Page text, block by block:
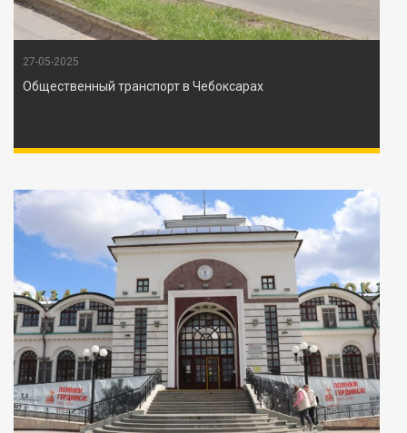
27-05-2025
Общественный транспорт в Чебоксарах